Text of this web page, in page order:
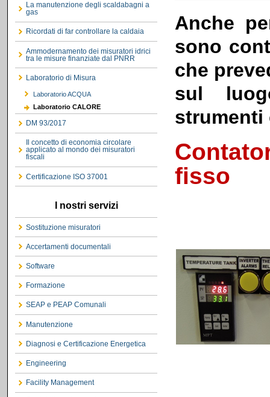
La manutenzione degli scaldabagni a
gas
Ricordati di far controllare la caldaia
Ammodernamento dei misuratori idrici
tra le misure finanziate dal PNRR
Laboratorio di Misura
Laboratorio ACQUA
Laboratorio CALORE
DM 93/2017
Il concetto di economia circolare
applicato al mondo dei misuratori
fiscali
Certificazione ISO 37001
I nostri servizi
Sostituzione misuratori
Accertamenti documentali
Software
Formazione
SEAP e PEAP Comunali
Manutenzione
Diagnosi e Certificazione Energetica
Engineering
Facility Management
Anche
sono
che
sul
strumenti
fisso